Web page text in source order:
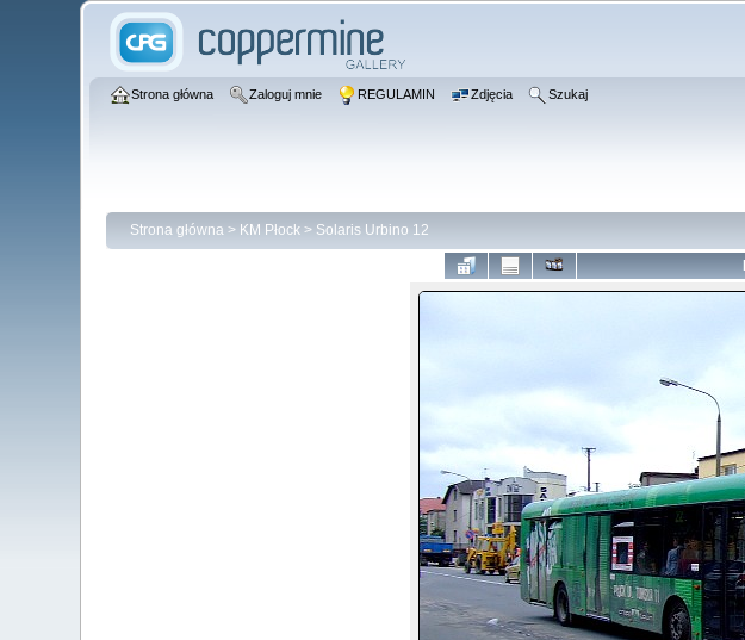
Strona główna Zaloguj mnie REGULAMIN Zdjęcia Szukaj
Strona główna> KM Płock> Solaris Urbino 12